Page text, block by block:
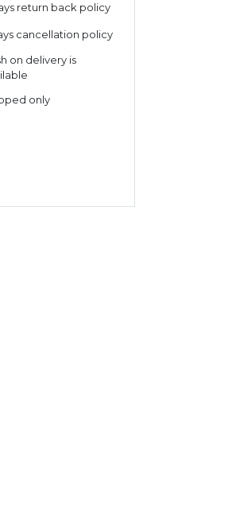
return back policy
cancellation policy
on delivery is
only